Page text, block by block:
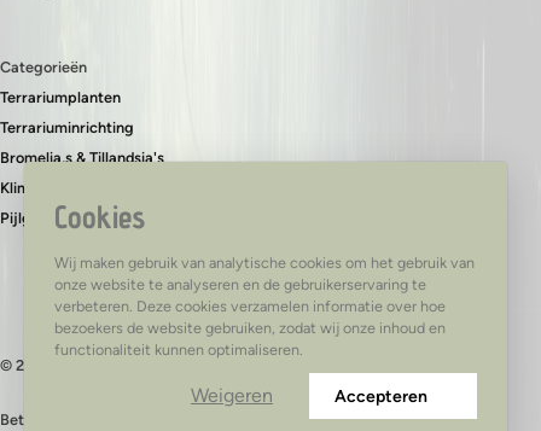
Cookies
Wij maken gebruik van analytische cookies om het gebruik van
onze website te analyseren en de gebruikerservaring te
verbeteren. Deze cookies verzamelen informatie over hoe
bezoekers de website gebruiken, zodat wij onze inhoud en
functionaliteit kunnen optimaliseren.
Weigeren Accepteren
Categorieën
Terrariumplanten
Terrariuminrichting
Bromelia,s & Tillandsia's
Klimplanten & bodembedekkers
Pijlgifkikkers
© 2026 - TerraTed
Betaal veilig met